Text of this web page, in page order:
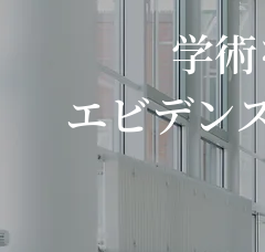
「少なさ」を強みに！
学
エビデン